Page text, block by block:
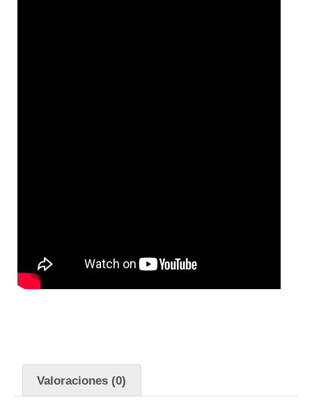
Valoraciones (0)